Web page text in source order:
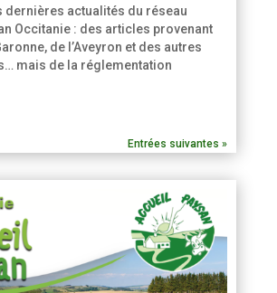
dernières actualités du réseau
Occitanie : des articles provenant
de l’Aveyron et des autres
mais de la réglementation
Entrées suivantes »